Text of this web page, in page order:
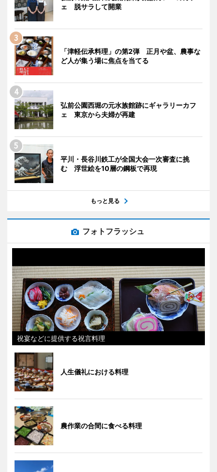
ェ 脱サラして開業
「津軽伝承料理」の第2弾 正月や盆、農事な
ど人が集う場に焦点を当てる
弘前公園西堀の元水族館跡にギャラリーカフ
ェ 東京から夫婦が再建
平川・長谷川鉄工が全国大会一次審査に挑
む 浮世絵を10層の鋼板で再現
もっと見る
フォトフラッシュ
祝宴などに提供する祝言料理
人生儀礼における料理
農作業の合間に食べる料理